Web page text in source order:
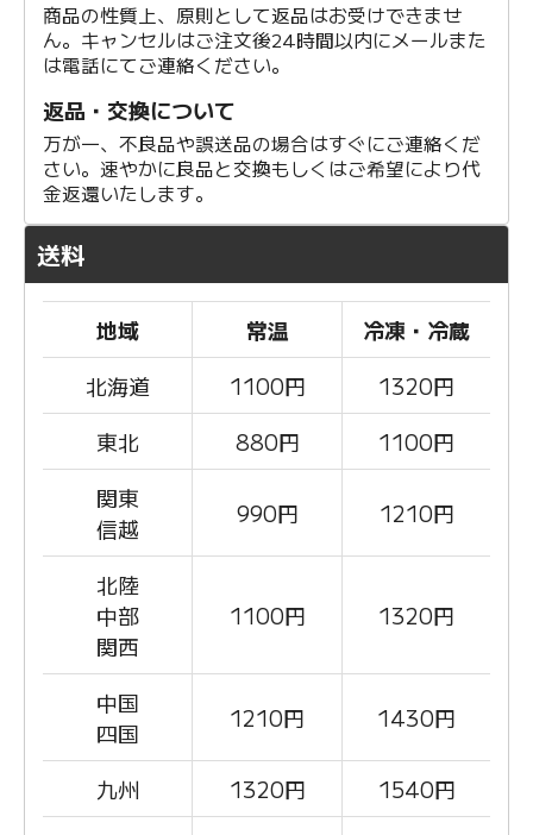
商品の性質上、原則として返品はお受けできませ
ん。キャンセルはご注文後24時間以内にメールまた
は電話にてご連絡ください。
返品・交換について
万が一、不良品や誤送品の場合はすぐにご連絡くだ
さい。速やかに良品と交換もしくはご希望により代
金返還いたします。
送料
地域 常温
冷凍・冷蔵
北海道
1100円
1320円
東北
880円
1100円
関東
信越
990円 1210円
北陸
中部
関西
1100円 1320円
中国
四国
1210円 1430円
九州 1320円
1540円